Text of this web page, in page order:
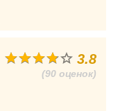
3.8
(90 оценок)